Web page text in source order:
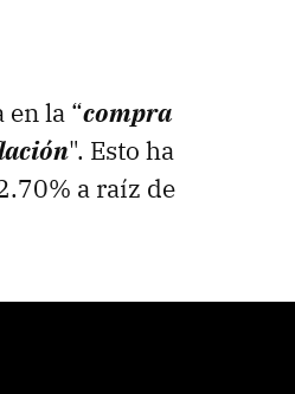
la “compra
". Esto ha
a raíz de